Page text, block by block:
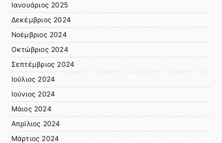
Ιανουάριος 2025
Δεκέμβριος 2024
Νοέμβριος 2024
Οκτώβριος 2024
Σεπτέμβριος 2024
Ιούλιος 2024
Ιούνιος 2024
Μάιος 2024
Απρίλιος 2024
Μάρτιος 2024